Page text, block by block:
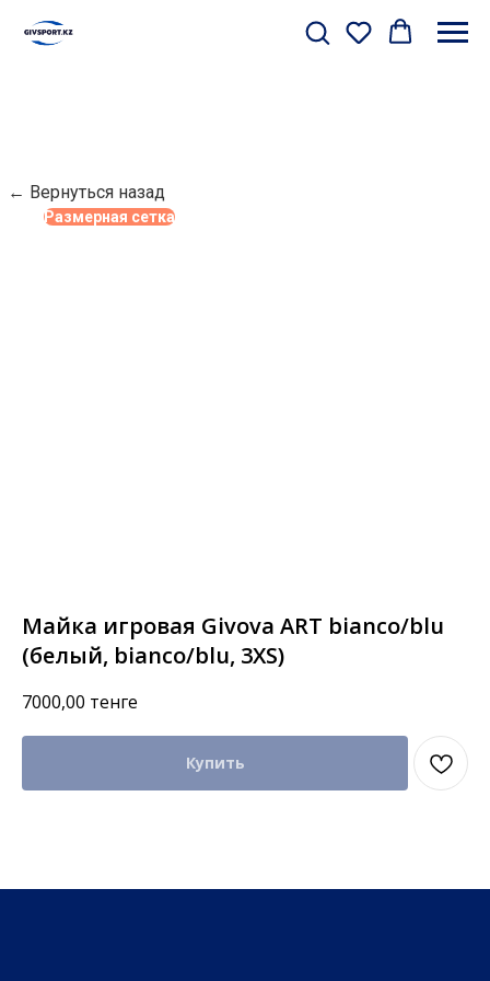
← Вернуться назад
Размерная сетка
Майка игровая Givova ART bianco/blu
(белый, bianco/blu, 3XS)
7000,00 тенге
Купить